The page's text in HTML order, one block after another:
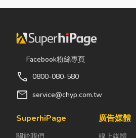
圖案缺乏質
要讓產品在視
覺與觸覺上同
步升級，了解
網版印刷 的搭
配技巧就是關
印在塑膠上的
混亂的環境
果沒做好，最
牆」，盲目亂
陷： 這是老屋
Facebook粉絲專頁
call 0800-080-580
mail service@chyp.com.tw
SuperhiPage
關於我們
廣告媒體
線上媒體